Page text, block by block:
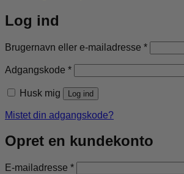
Log ind
Brugernavn eller e-mailadresse *Påkrævet
Adgangskode *Påkrævet
Husk mig Log ind
Mistet din adgangskode?
Opret en kundekonto
E-mailadresse *Påkrævet